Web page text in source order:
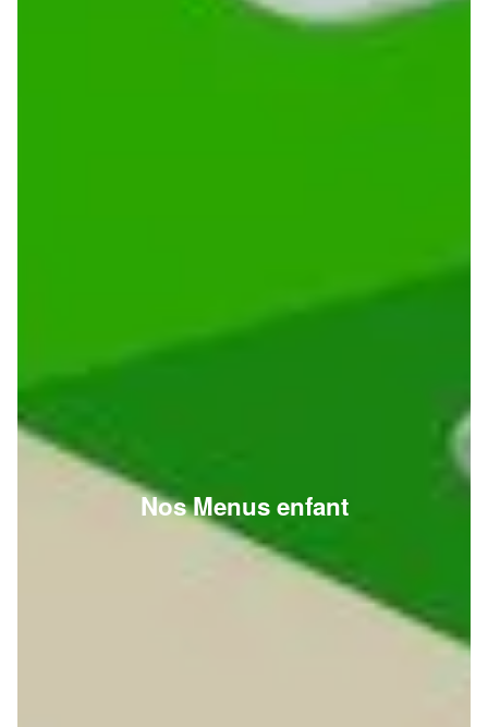
Nos Menus enfant